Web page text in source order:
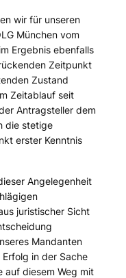
wir für unseren
München vom
Ergebnis ebenfalls
Zeitpunkt
Zustand
Zeitablauf seit
Antragsteller dem
die stetige
erster Kenntnis
Angelegenheit
juristischer Sicht
Mandanten
in der Sache
auf diesem Weg mit